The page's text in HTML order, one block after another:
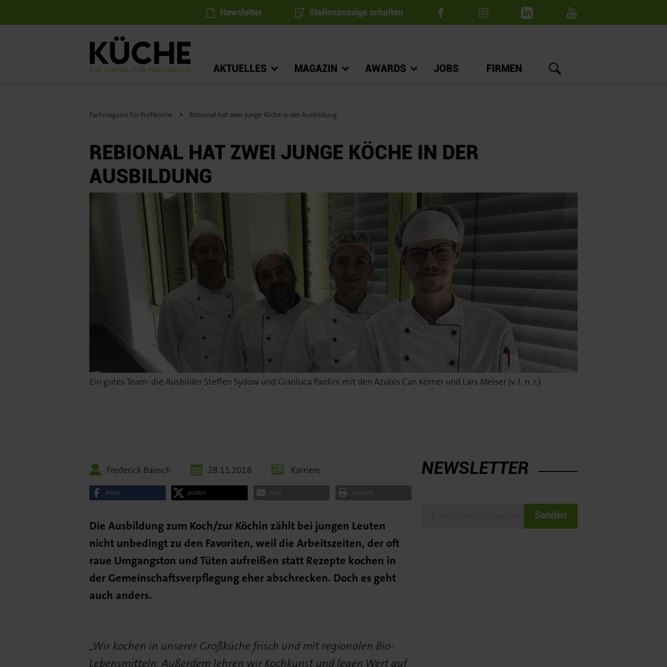
Newsletter Stellenanzeige schalten
AKTUELLES MAGAZIN AWARDS JOBS FIRMEN
Fachmagazin für Profiköche Rebional hat zwei junge Köche in der Ausbildung
REBIONAL HAT ZWEI JUNGE KÖCHE IN DER
AUSBILDUNG
Ein gutes Team: die Ausbilder Steffen Sydow und Gianluca Pardini mit den Azubis Can Körner und Lars Meiser (v. l. n. r.)
Frederick Bausch 28.11.2018 Karriere
teilen posten mail drucken
Die Ausbildung zum Koch/zur Köchin zählt bei jungen Leuten
nicht unbedingt zu den Favoriten, weil die Arbeitszeiten, der oft
raue Umgangston und Tüten aufreißen statt Rezepte kochen in
der Gemeinschaftsverpflegung eher abschrecken. Doch es geht
auch anders.
„Wir kochen in unserer Großküche frisch und mit regionalen Bio-
Lebensmitteln. Außerdem lehren wir Kochkunst und legen Wert auf
NEWSLETTER
Senden